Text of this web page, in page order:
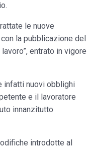
le nuove
la pubblicazione del
entrato in vigore
infatti nuovi obblighi
e il lavoratore
innanzitutto
introdotte al